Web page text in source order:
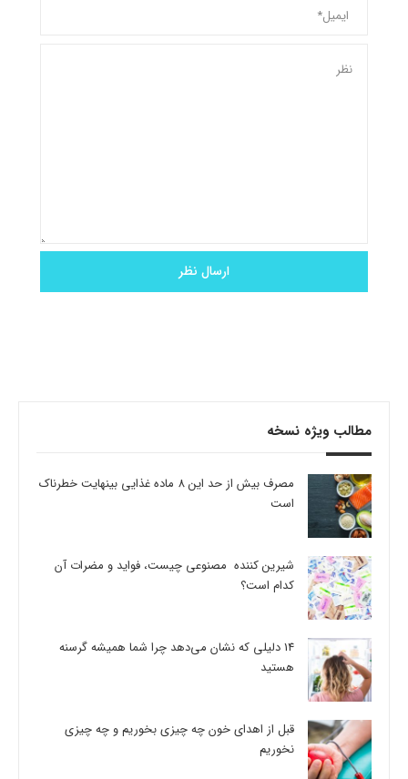
مطالب ویژه نسخه
مصرف بیش از حد این 8 ماده غذایی بینهایت خطرناک
است
شیرین کننده مصنوعی چیست، فواید و مضرات آن
کدام است؟
14 دلیلی که نشان می‌دهد چرا شما همیشه گرسنه
هستید
قبل از اهدای خون چه چیزی بخوریم و چه چیزی
نخوریم